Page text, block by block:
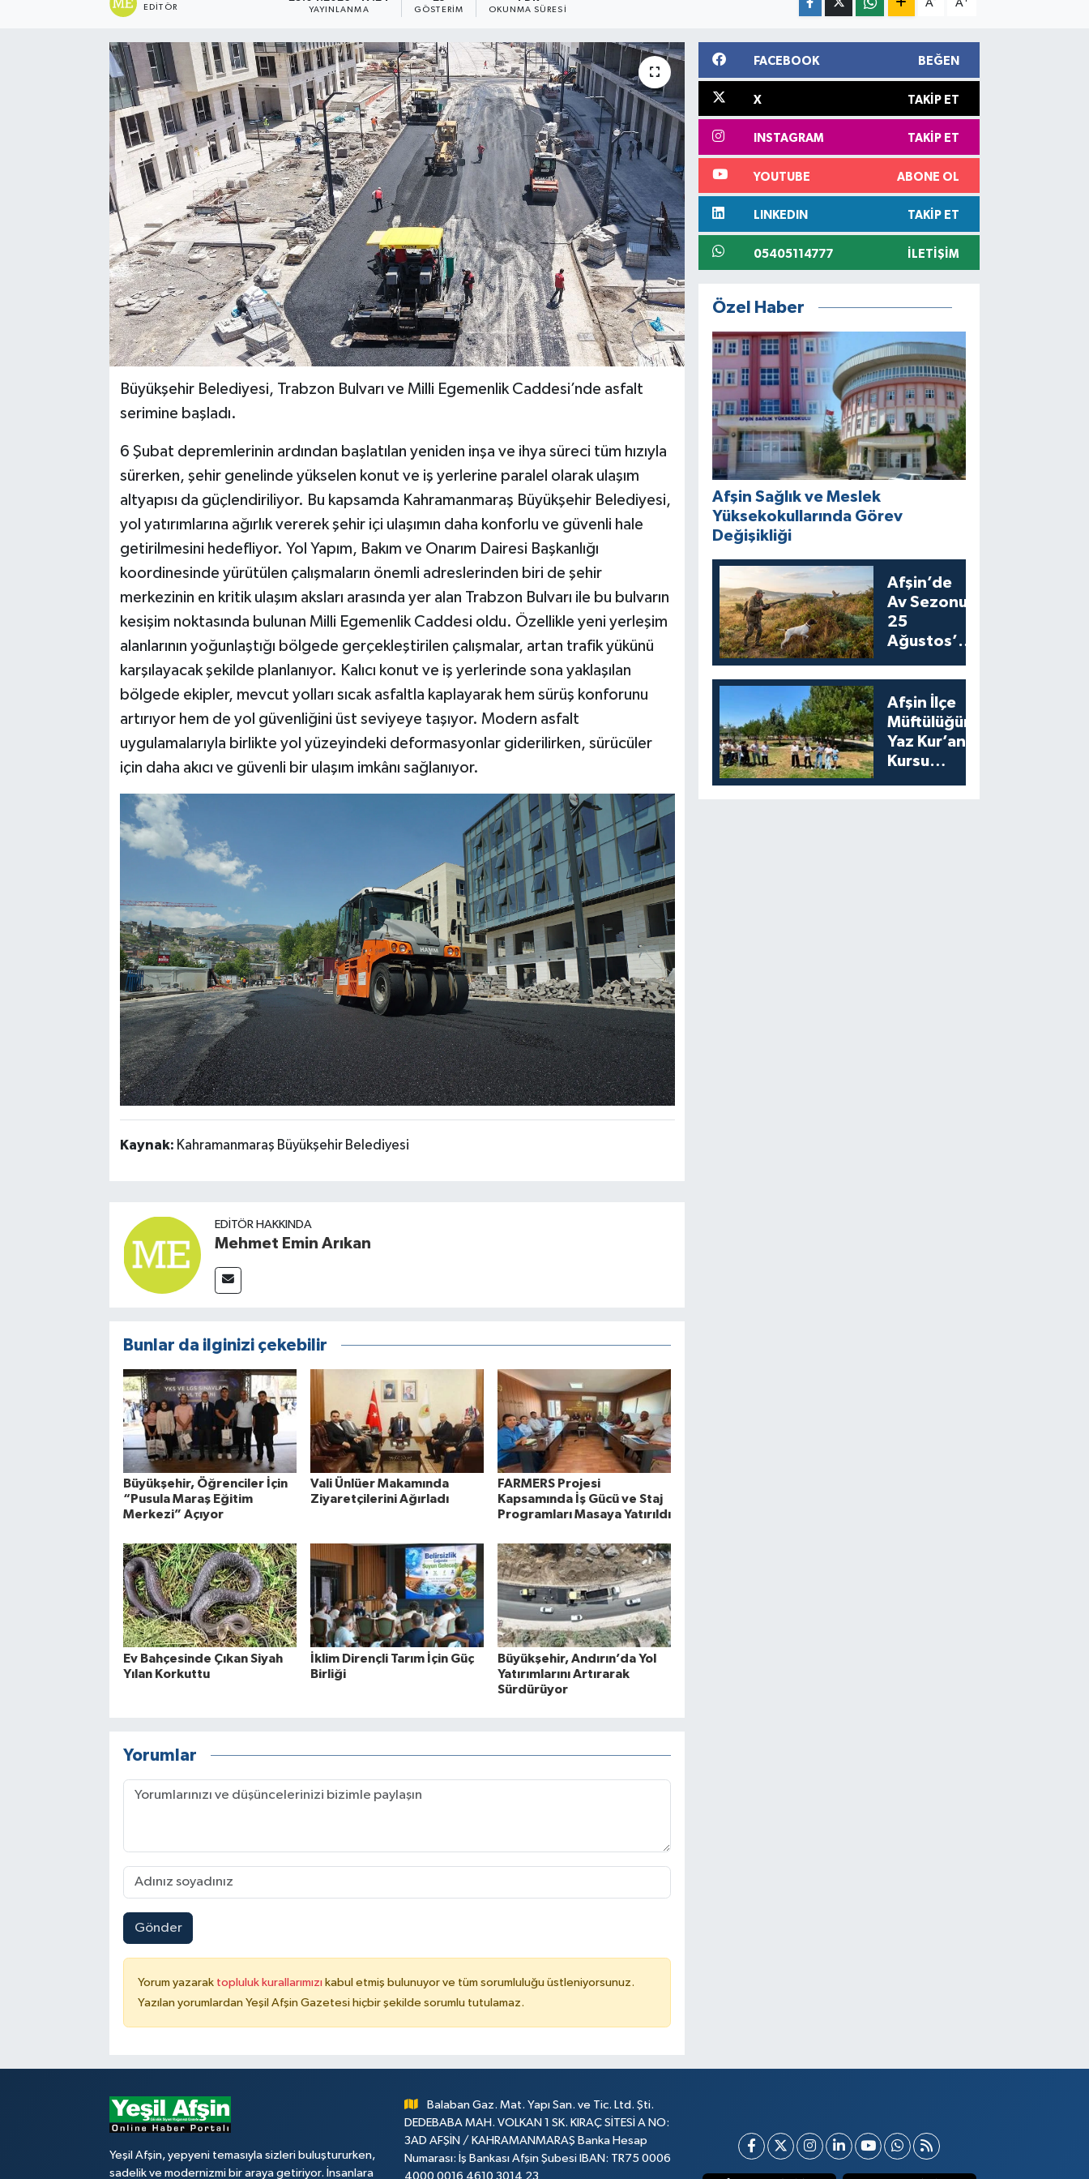
EDITÖR YAYINLANMA GÖSTERIM OKUNMA SÜRESI
A A
Büyükşehir Belediyesi, Trabzon Bulvarı ve Milli Egemenlik Caddesi’nde asfalt
serimine başladı.
6 Şubat depremlerinin ardından başlatılan yeniden inşa ve ihya süreci tüm hızıyla
sürerken, şehir genelinde yükselen konut ve iş yerlerine paralel olarak ulaşım
altyapısı da güçlendiriliyor. Bu kapsamda Kahramanmaraş Büyükşehir Belediyesi,
yol yatırımlarına ağırlık vererek şehir içi ulaşımın daha konforlu ve güvenli hale
getirilmesini hedefliyor. Yol Yapım, Bakım ve Onarım Dairesi Başkanlığı
koordinesinde yürütülen çalışmaların önemli adreslerinden biri de şehir
merkezinin en kritik ulaşım aksları arasında yer alan Trabzon Bulvarı ile bu bulvarın
kesişim noktasında bulunan Milli Egemenlik Caddesi oldu. Özellikle yeni yerleşim
alanlarının yoğunlaştığı bölgede gerçekleştirilen çalışmalar, artan trafik yükünü
karşılayacak şekilde planlanıyor. Kalıcı konut ve iş yerlerinde sona yaklaşılan
bölgede ekipler, mevcut yolları sıcak asfaltla kaplayarak hem sürüş konforunu
artırıyor hem de yol güvenliğini üst seviyeye taşıyor. Modern asfalt
uygulamalarıyla birlikte yol yüzeyindeki deformasyonlar giderilirken, sürücüler
için daha akıcı ve güvenli bir ulaşım imkânı sağlanıyor.
Kaynak: Kahramanmaraş Büyükşehir Belediyesi
EDITÖR HAKKINDA
Mehmet Emin Arıkan
Bunlar da ilginizi çekebilir
Büyükşehir, Öğrenciler İçin
“Pusula Maraş Eğitim
Merkezi” Açıyor
Vali Ünlüer Makamında
Ziyaretçilerini Ağırladı
FARMERS Projesi
Kapsamında İş Gücü ve Staj
Programları Masaya Yatırıldı
Ev Bahçesinde Çıkan Siyah
Yılan Korkuttu
İklim Dirençli Tarım İçin Güç
Birliği
Büyükşehir, Andırın’da Yol
Yatırımlarını Artırarak
Sürdürüyor
Yorumlar
Gönder
Yorum yazarak topluluk kurallarımızı kabul etmiş bulunuyor ve tüm sorumluluğu üstleniyorsunuz.
Yazılan yorumlardan Yeşil Afşin Gazetesi hiçbir şekilde sorumlu tutulamaz.
FACEBOOK BEĞEN
X TAKIP ET
INSTAGRAM TAKIP ET
YOUTUBE ABONE OL
LINKEDIN TAKIP ET
05405114777 İLETIŞIM
Özel Haber
Afşin Sağlık ve Meslek
Yüksekokullarında Görev
Değişikliği
Afşin’de
Av Sezonu
25
Ağustos’ta
Avıyla
Açılıyor
Afşin İlçe
Müftülüğünden
Yaz Kur’an
Kursu
Yeşil Afşin, yepyeni temasıyla sizleri buluştururken,
sadelik ve modernizmi bir araya getiriyor. İnsanlara
Balaban Gaz. Mat. Yapı San. ve Tic. Ltd. Şti.
DEDEBABA MAH. VOLKAN 1 SK. KIRAÇ SİTESİ A NO:
3AD AFŞİN / KAHRAMANMARAŞ Banka Hesap
Numarası: İş Bankası Afşin Şubesi IBAN: TR75 0006
4000 0016 4610 3014 23